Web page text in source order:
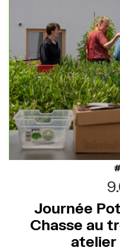
Journée
Chasse au
atelier